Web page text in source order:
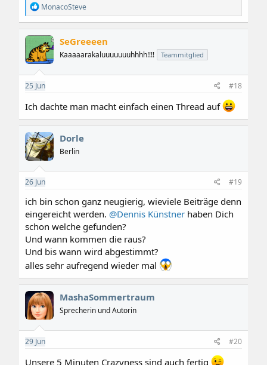
R
e
a
k
t
i
o
n
e
n
MonacoSteve
SeGreeeen
Kaaaaarakaluuuuuuuhhhh!!!! Teammitglied
25 Jun #18
Ich dachte man macht einfach einen Thread auf
Dorle
Berlin
26 Jun #19
ich bin schon ganz neugierig, wieviele Beiträge denn
eingereicht werden. @Dennis Künstner haben Dich
schon welche gefunden?
Und wann kommen die raus?
Und bis wann wird abgestimmt?
alles sehr aufregend wieder mal
MashaSommertraum
Sprecherin und Autorin
29 Jun #20
Unsere 5 Minuten Crazyness sind auch fertig